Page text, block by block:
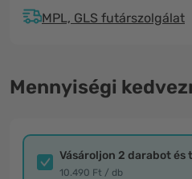
MPL, GLS futárszolgálat
Mennyiségi
Vásároljon 2 darabot és
10.490 Ft / db